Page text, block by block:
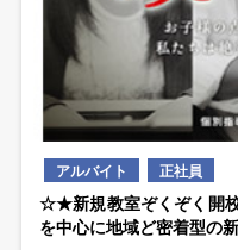
アルバイト 正社員
☆★新規教室ぞくぞく開
を中心に地域ど密着型の